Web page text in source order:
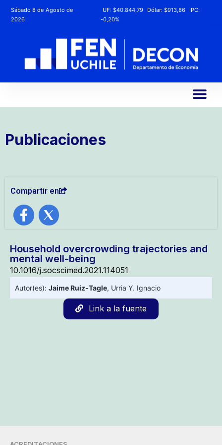
Sábado 8 de Agosto de
2026
UF:$40.844,79 Dólar:$913,86
IPC:
-0,20%
Publicaciones
Compartir en
Household overcrowding trajectories and
mental well-being
10.1016/j.socscimed.2021.114051
Autor(es): Jaime Ruiz-Tagle, Urria Y. Ignacio
Link a la fuente